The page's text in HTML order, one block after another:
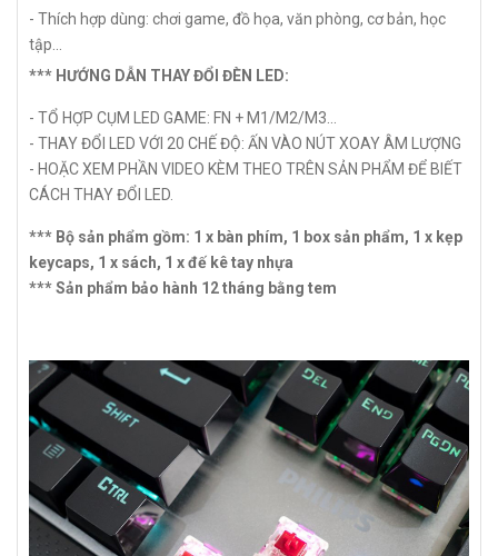
- Thích hợp dùng: chơi game, đồ họa, văn phòng, cơ bản, học
tập...
*** HƯỚNG DẪN THAY ĐỔI ĐÈN LED:
- TỔ HỢP CỤM LED GAME: FN + M1/M2/M3...
- THAY ĐỔI LED VỚI 20 CHẾ ĐỘ: ẤN VÀO NÚT XOAY ÂM LƯỢNG
- HOẶC XEM PHẦN VIDEO KÈM THEO TRÊN SẢN PHẨM ĐỂ BIẾT
CÁCH THAY ĐỔI LED.
*** Bộ sản phẩm gồm: 1 x bàn phím, 1 box sản phẩm, 1 x kẹp
keycaps, 1 x sách, 1 x đế kê tay nhựa
*** Sản phẩm bảo hành 12 tháng bằng tem